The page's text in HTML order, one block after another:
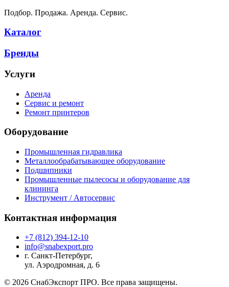
Подбор. Продажа. Аренда. Сервис.
Каталог
Бренды
Услуги
Аренда
Сервис и ремонт
Ремонт принтеров
Оборудование
Промышленная гидравлика
Металлообрабатывающее оборудование
Подшипники
Промышленные пылесосы и оборудование для
клининга
Инструмент / Автосервис
Контактная информация
+7 (812) 394-12-10
info@snabexport.pro
г. Санкт-Петербург,
ул. Аэродромная, д. 6
© 2026 СнабЭкспорт ПРО. Все права защищены.